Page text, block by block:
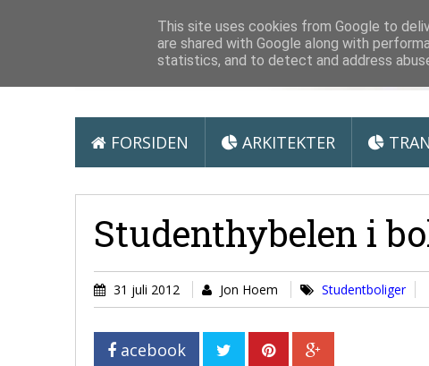
Arkitektur
FORSIDEN ARKITEKTER
Studenthybelen i
31 juli 2012 Jon Hoem Studentboliger
acebook
This site uses cookies from Google to
are shared with Google along with
statistics, and to detect and address